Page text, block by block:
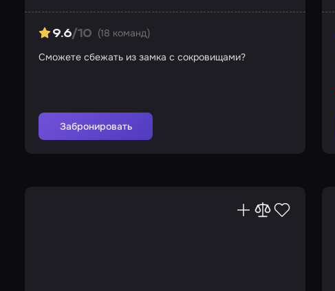
9.6/10 (18 команд)
Сможете сбежать из замка с сокровищами?
Забронировать